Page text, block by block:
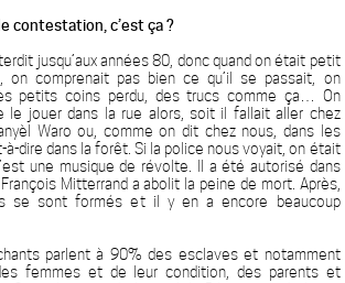
contestation, c’est ça ?
jusqu’aux années 80, donc quand on était petit
on comprenait pas bien ce qu’il se passait, on
petits coins perdu, des trucs comme ça… On
le jouer dans la rue alors, soit il fallait aller chez
Waro ou, comme on dit chez nous, dans les
à-dire dans la forêt. Si la police nous voyait, on était
une musique de révolte. Il a été autorisé dans
Mitterrand a abolit la peine de mort. Après,
se sont formés et il y en a encore beaucoup
parlent à 90% des esclaves et notamment
femmes et de leur condition, des parents et